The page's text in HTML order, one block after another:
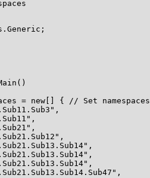
= new[] { // Set